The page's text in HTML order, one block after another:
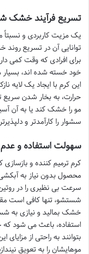
تسریع فرآیند خشک
توانایی آن در تسریع
برای افرادی که وقت کمی
خود خسته شده اند، بسیار
این کرم با ایجاد یک
حرارت، به بخار شدن
مو را خشک کند یا به آن
سشوار را کارآمدتر و
سهولت استفاده و
سرعت بی نظیری را در
شستشو، تنها کافی است
خشک بمالید و نیازی به
استفاده، باعث می شود که
بتوانند به راحتی از
موهایشان را به تعویق